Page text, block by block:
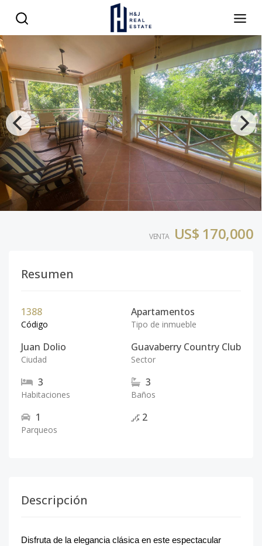
VENTA US$ 170,000
Resumen
1388
Código
Apartamentos
Tipo de inmueble
Juan Dolio
Ciudad
Guavaberry Country Club
Sector
3
Habitaciones
3
Baños
1
Parqueos
2
Descripción
Disfruta de la elegancia clásica en este espectacular